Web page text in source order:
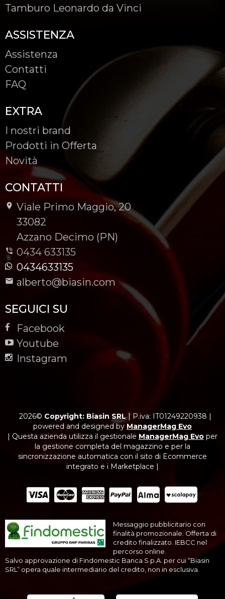
Tamburo Leonardo da Vinci
ASSISTENZA
Assistenza
Contatti
FAQ
EXTRA
I nostri brand
Prodotti in Offerta
Novità
CONTATTI
Viale Primo Maggio, 20
-
33082
-
Azzano Decimo (PN)
0434 633135
0434633135
alberto@biasin.com
SEGUICI SU
Facebook
Youtube
Instagram
2026© Copyright: Biasin SRL| P.iva: IT01249220938 |
powered and designed by ManagerMag Evo
| Questa azienda utilizza il gestionale ManagerMag Evo per
la gestione completa del magazzino e per la
sincronizzazione automatica con il sito di Ecommerce
integrato e i Marketplace |
Messaggio pubblicitario con
finalità promozionale. Offerta di
credito finalizzato. IEBCC nel
percorso online.
Salvo approvazione di Findomestic Banca S.p.A. per cui “Biasin
SRL” opera quale intermediario del credito, non in esclusiva.